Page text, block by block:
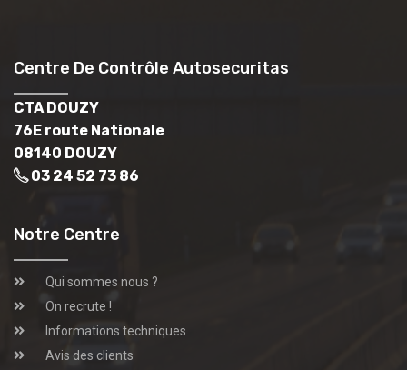
Centre De Contrôle Autosecuritas
CTA DOUZY
76E route Nationale
08140 DOUZY
03 24 52 73 86
Notre Centre
Qui sommes nous ?
On recrute !
Informations techniques
Avis des clients